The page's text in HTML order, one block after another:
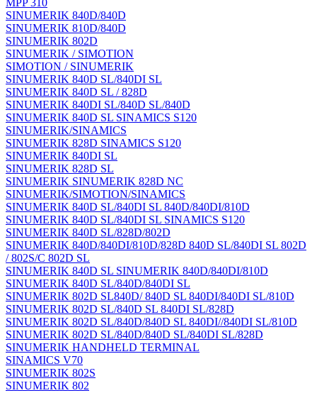
MPP 310
SINUMERIK 840D/840D
SINUMERIK 810D/840D
SINUMERIK 802D
SINUMERIK / SIMOTION
SIMOTION / SINUMERIK
SINUMERIK 840D SL/840DI SL
SINUMERIK 840D SL / 828D
SINUMERIK 840DI SL/840D SL/840D
SINUMERIK 840D SL SINAMICS S120
SINUMERIK/SINAMICS
SINUMERIK 828D SINAMICS S120
SINUMERIK 840DI SL
SINUMERIK 828D SL
SINUMERIK SINUMERIK 828D NC
SINUMERIK/SIMOTION/SINAMICS
SINUMERIK 840D SL/840DI SL 840D/840DI/810D
SINUMERIK 840D SL/840DI SL SINAMICS S120
SINUMERIK 840D SL/828D/802D
SINUMERIK 840D/840DI/810D/828D 840D SL/840DI SL 802D
/ 802S/C 802D SL
SINUMERIK 840D SL SINUMERIK 840D/840DI/810D
SINUMERIK 840D SL/840D/840DI SL
SINUMERIK 802D SL840D/ 840D SL 840DI/840DI SL/810D
SINUMERIK 802D SL/840D SL 840DI SL/828D
SINUMERIK 802D SL/840D/840D SL 840DI//840DI SL/810D
SINUMERIK 802D SL/840D/840D SL/840DI SL/828D
SINUMERIK HANDHELD TERMINAL
SINAMICS V70
SINUMERIK 802S
SINUMERIK 802